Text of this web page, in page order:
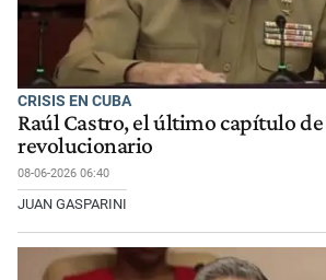
CRISIS EN CUBA
Raúl Castro, el último capítulo
revolucionario
08-06-2026 06:40
JUAN GASPARINI